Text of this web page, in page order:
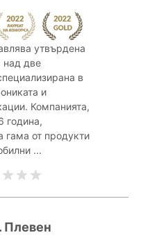
утвърдена
над две
в
и
Компанията,
година,
гама от продукти
...
Плевен